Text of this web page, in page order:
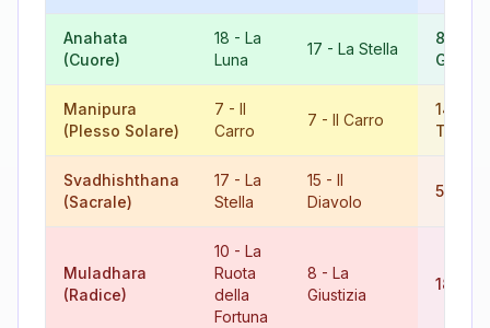
Anahata
(Cuore)
18 - La
Luna
17 - La Stella
8
Manipura
(Plesso Solare)
7 - Il
Carro
7 - Il Carro
14
Svadhishthana
(Sacrale)
17 - La
Stella
15 - Il
Diavolo
5
Muladhara
(Radice)
10 - La
Ruota
della
Fortuna
8 - La
Giustizia
18